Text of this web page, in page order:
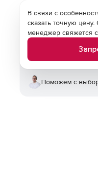
В связи с
сказать точную
менеджер свяжется
Поможем с